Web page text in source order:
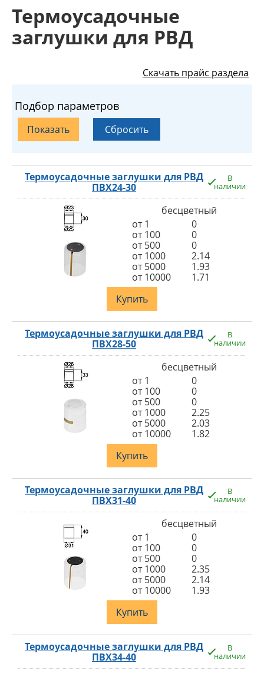
Термоусадочные
заглушки для РВД
Скачать прайс раздела
Подбор параметров
Термоусадочные заглушки для РВД
ПВХ24-30
В
наличии
бесцветный
от 1
0
от 100
0
от 500
0
от 1000
2.14
от 5000
1.93
от 10000
1.71
Купить
Термоусадочные заглушки для РВД
ПВХ28-50
В
наличии
бесцветный
от 1
0
от 100
0
от 500
0
от 1000
2.25
от 5000
2.03
от 10000
1.82
Купить
Термоусадочные заглушки для РВД
ПВХ31-40
В
наличии
бесцветный
от 1
0
от 100
0
от 500
0
от 1000
2.35
от 5000
2.14
от 10000
1.93
Купить
Термоусадочные заглушки для РВД
ПВХ34-40
В
наличии